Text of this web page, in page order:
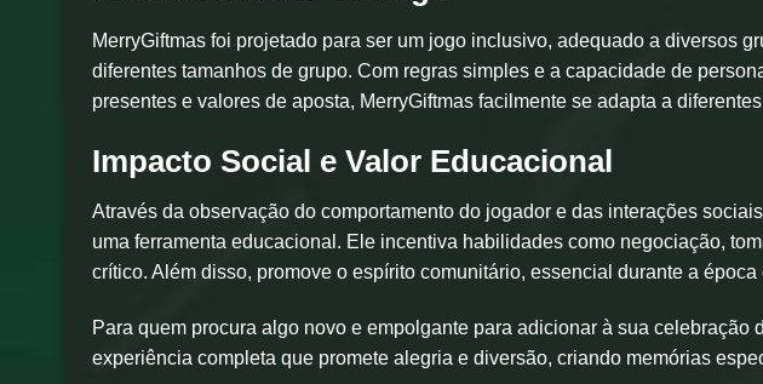
MerryGiftmas foi projetado para ser um jogo inclusivo, adequado a diversos
diferentes tamanhos de grupo. Com regras simples e a capacidade de
presentes e valores de aposta, MerryGiftmas facilmente se adapta a
Impacto Social e Valor Educacional
Através da observação do comportamento do jogador e das interações
uma ferramenta educacional. Ele incentiva habilidades como negociação,
crítico. Além disso, promove o espírito comunitário, essencial durante a época
Para quem procura algo novo e empolgante para adicionar à sua celebração
experiência completa que promete alegria e diversão, criando memórias